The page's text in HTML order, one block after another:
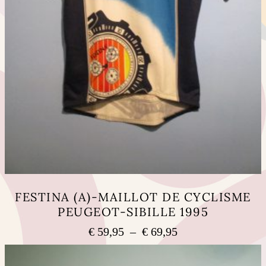
FESTINA (A)-MAILLOT DE CYCLISME
PEUGEOT-SIBILLE 1995
€ 59,95 – € 69,95Plage
de